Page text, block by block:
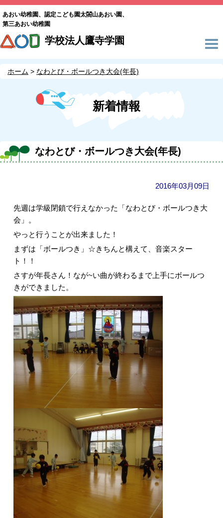
あおい幼稚園、認定こども園太閤山あおい園、
第三あおい幼稚園
学校法人鷹寺学園
ホーム なわとび・ボールつき大会(年長)
新着情報
なわとび・ボールつき大会(年長)
2016年03月09日
先週は学級閉鎖で行えなかった「なわとび・ボールつき大
会」。
やっと行うことが出来ました！
まずは「ボールつき」☆きちんと構えて、音楽スター
ト！！
さすが年長さん！なが~い曲が終わるまで上手にボールつ
きができました。